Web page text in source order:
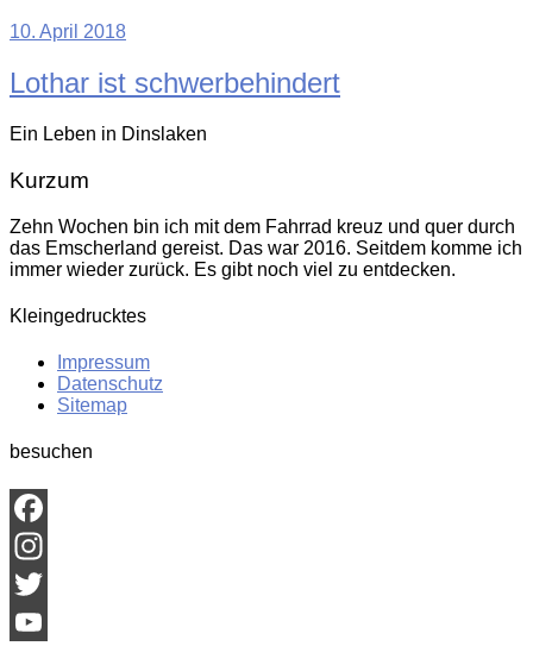
10. April 2018
Lothar ist schwerbehindert
Ein Leben in Dinslaken
Kurzum
Zehn Wochen bin ich mit dem Fahrrad kreuz und quer durch
das Emscherland gereist. Das war 2016. Seitdem komme ich
immer wieder zurück. Es gibt noch viel zu entdecken.
Kleingedrucktes
Impressum
Datenschutz
Sitemap
besuchen
Facebook
Instagram
Twitter